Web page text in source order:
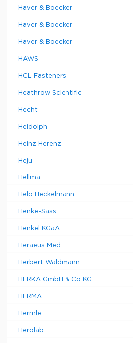
Haver & Boecker
Haver & Boecker
Haver & Boecker
HAWS
HCL Fasteners
Heathrow Scientific
Hecht
Heidolph
Heinz Herenz
Heju
Hellma
Helo Heckelmann
Henke-Sass
Henkel KGaA
Heraeus Med
Herbert Waldmann
HERKA GmbH & Co KG
HERMA
Hermle
Herolab